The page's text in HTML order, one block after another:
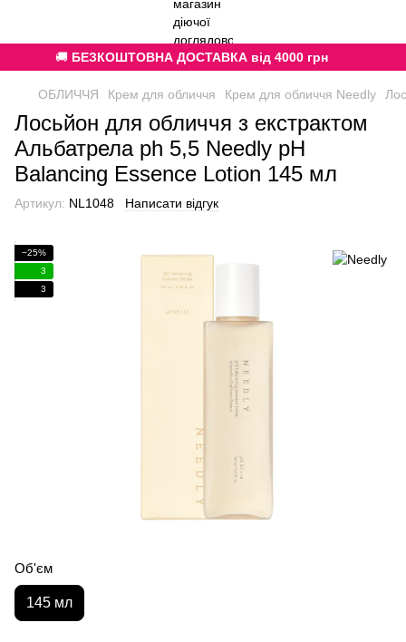
🚚 БЕЗКОШТОВНА ДОСТАВКА від 4000 грн
ОБЛИЧЧЯ Крем для обличчя Крем для обличчя Needly
Лосьйон для обличчя з екстрактом
Альбатрела ph 5,5 Neеdly pH
Balancing Essence Lotion 145 мл
Артикул: NL1048 Написати відгук
−25%
3
3
Об'єм
145 мл